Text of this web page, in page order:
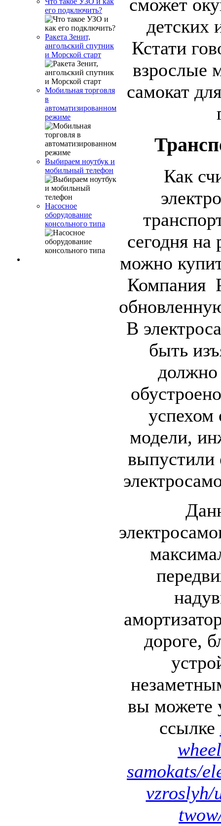
его подключить?
Ракета Зенит,
ангольский спутник
и Морской старт
Мобильная торговля
в
автоматизированном
режиме
Выбираем ноутбук и
мобильный телефон
Насосное
оборудование
консольного типа
сможет
детских
Кстати
взрослые
самокат
Как
сегодня на
можно
Компания
В
быть
модели,
выпустили
дороге,
вы можете
ссылке
samokats/
vzroslyh/